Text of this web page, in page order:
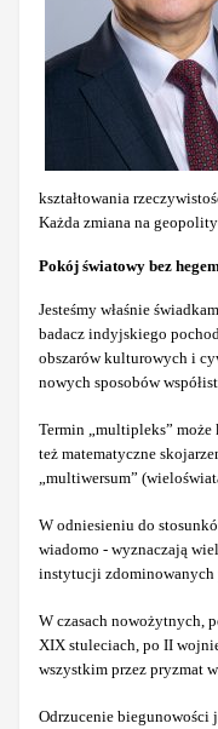
kształtowania
Każda zmiana na
Pokój światowy bez
Jesteśmy właśnie
badacz indyjskiego
obszarów kulturowych i
nowych sposobów
Termin „multipleks”
też matematyczne
„multiwersum”
W odniesieniu do
wiadomo - wyznaczają
instytucji zdominowanych
W czasach nowożytnych,
XIX stuleciach, po II
wszystkim przez pryzmat
Odrzucenie biegunowości